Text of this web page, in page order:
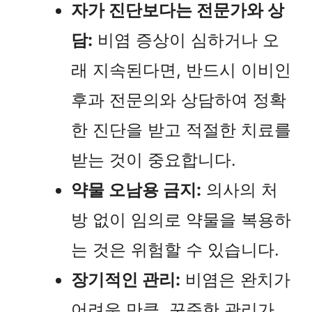
자가 진단보다는 전문가와 상
담: 비염 증상이 심하거나 오
래 지속된다면, 반드시 이비인
후과 전문의와 상담하여 정확
한 진단을 받고 적절한 치료를
받는 것이 중요합니다.
약물 오남용 금지: 의사의 처
방 없이 임의로 약물을 복용하
는 것은 위험할 수 있습니다.
장기적인 관리: 비염은 완치가